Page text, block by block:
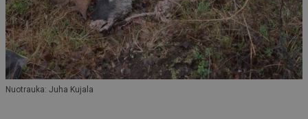
Nuotrauka: Juha Kujala